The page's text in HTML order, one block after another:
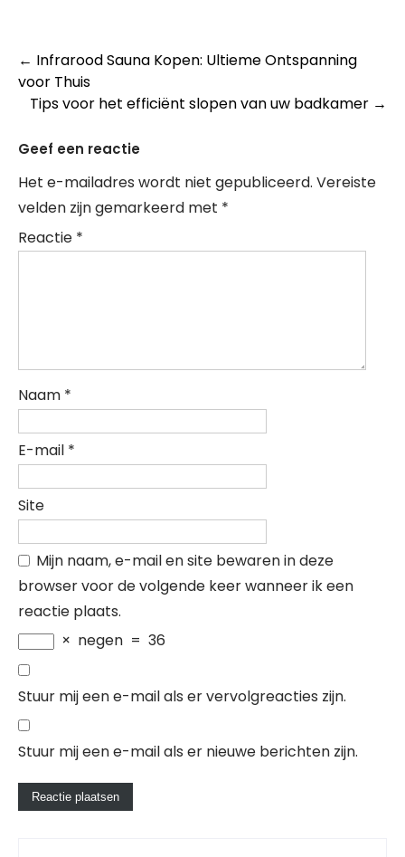
Berichtnavigatie
← Infrarood Sauna Kopen: Ultieme Ontspanning
voor Thuis
Tips voor het efficiënt slopen van uw badkamer →
Geef een reactie
Het e-mailadres wordt niet gepubliceerd. Vereiste
velden zijn gemarkeerd met *
Reactie *
Naam *
E-mail *
Site
Mijn naam, e-mail en site bewaren in deze
browser voor de volgende keer wanneer ik een
reactie plaats.
× negen = 36
Stuur mij een e-mail als er vervolgreacties zijn.
Stuur mij een e-mail als er nieuwe berichten zijn.